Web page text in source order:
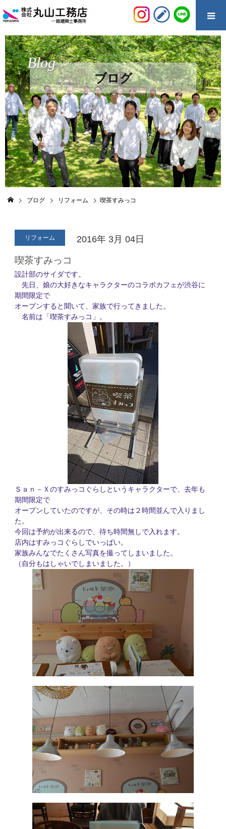
ブログ
Blog
ブログ リフォーム 喫茶すみっコ
2016年 3月 04日
リフォーム
喫茶すみっコ
設計部のサイダです。
先日、娘の大好きなキャラクターのコラボカフェが渋谷に
期間限定で
オープンすると聞いて、家族で行ってきました。
名前は「喫茶すみっコ」。
Ｓａｎ－Ｘのすみっコぐらしというキャラクターで、去年も
期間限定で
オープンしていたのですが、その時は２時間並んで入りまし
た。
今回は予約が出来るので、待ち時間無しで入れます。
店内はすみっコぐらしでいっぱい。
家族みんなでたくさん写真を撮ってしまいました。
（自分もはしゃいでしまいました。）